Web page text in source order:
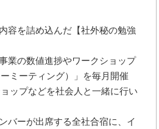
容を詰め込んだ【社外秘の勉強
業の数値進捗やワークショップ
ミーティング）」を毎月開催
プなどを社会人と一緒に行い
バーが出席する全社合宿に、イ